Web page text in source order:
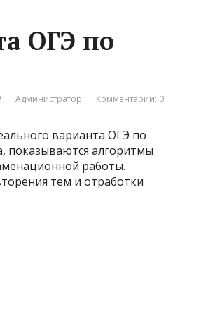
ОГЭ по
Администратор Комментарии: 0
варианта ОГЭ по
показываются алгоритмы
работы.
тем и отработки